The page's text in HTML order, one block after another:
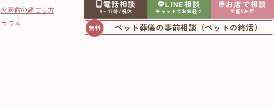
火葬前の過ごし方
コラム
電話相談
9～17時/祝休
LINE相談
チャットでお気軽に
お店で相談
全国5か所
ペット葬儀の事前相談（ペットの終活）
火葬）」をご紹介いたします。